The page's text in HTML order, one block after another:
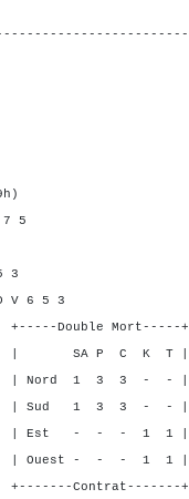
7 5
R
5 3
5 3
+
C K T |
3 3 - - |
3 - - |
- - 1 1 |
- - 1 1 |
+